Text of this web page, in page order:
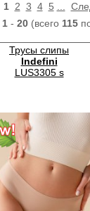
1 2 3 4 5
1 - 20 (всего 115
Трусы слипы
Indefini
LUS3305 s